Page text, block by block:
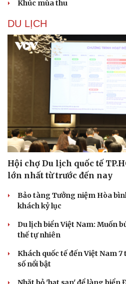
Doanh nghiệp 24h
Doanh nhân
Vì cộng đồng
Khúc mùa thu
DU LỊCH
Hội chợ Du lịch quốc tế
lớn nhất từ trước đến nay
Bảo tàng Tưởng niệm Hòa
khách kỷ lục
Du lịch biển Việt Nam: Muốn
thế tự nhiên
Khách quốc tế đến Việt Nam
số nổi bật